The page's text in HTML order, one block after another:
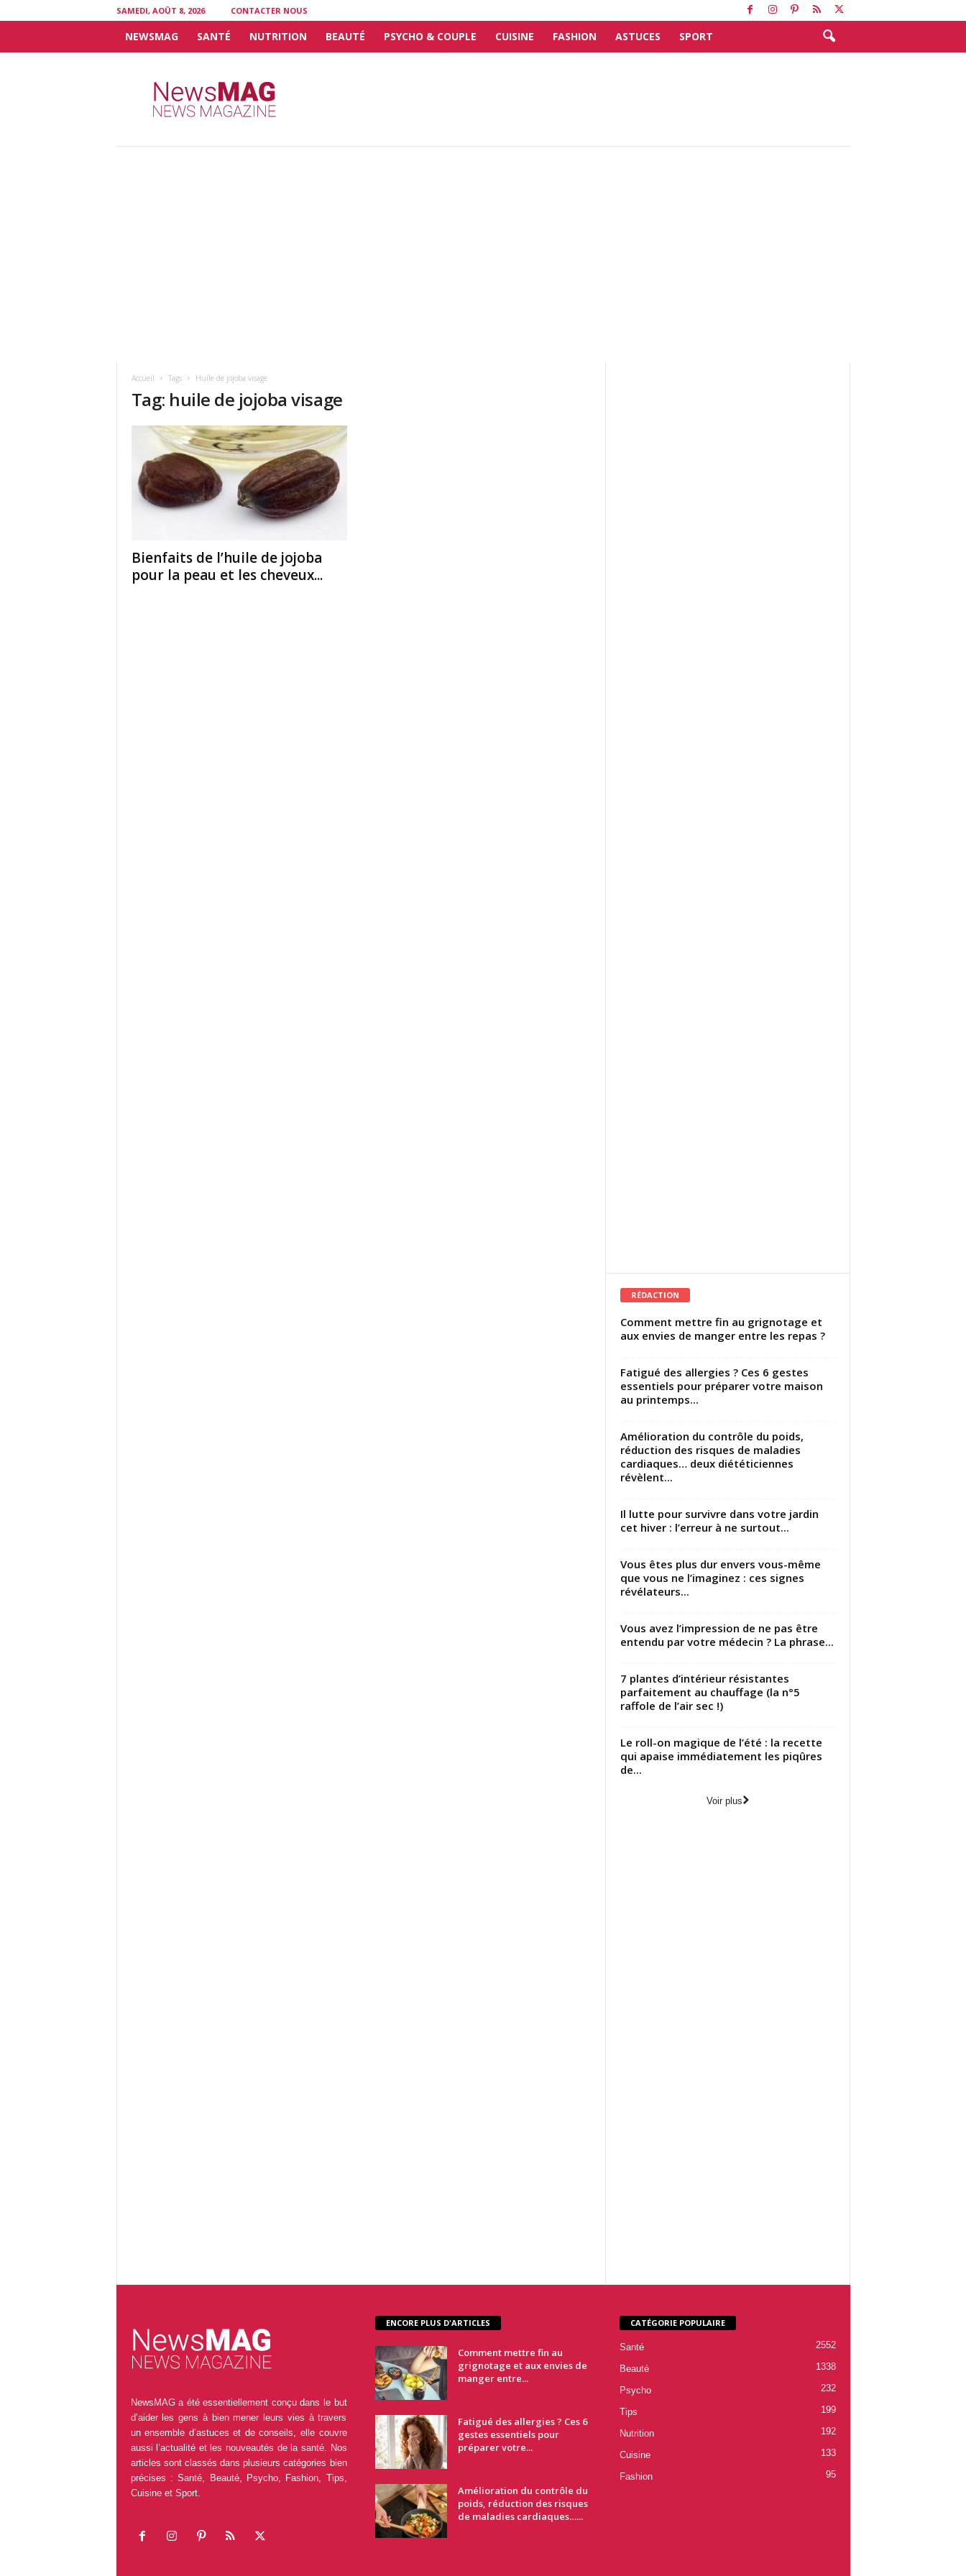
SAMEDI, AOÛT 8, 2026 CONTACTER NOUS
NEWSMAG SANTÉ NUTRITION BEAUTÉ PSYCHO & COUPLE CUISINE FASHION ASTUCES SPORT
Accueil Tags Huile de jojoba visage
Tag: huile de jojoba visage
Bienfaits de l’huile de jojoba
pour la peau et les cheveux...
RÉDACTION
Comment mettre fin au grignotage et
aux envies de manger entre les repas ?
Fatigué des allergies ? Ces 6 gestes
essentiels pour préparer votre maison
au printemps...
Amélioration du contrôle du poids,
réduction des risques de maladies
cardiaques… deux diététiciennes
révèlent...
Il lutte pour survivre dans votre jardin
cet hiver : l’erreur à ne surtout...
Vous êtes plus dur envers vous-même
que vous ne l’imaginez : ces signes
révélateurs...
Vous avez l’impression de ne pas être
entendu par votre médecin ? La phrase...
7 plantes d’intérieur résistantes
parfaitement au chauffage (la n°5
raffole de l’air sec !)
Le roll-on magique de l’été : la recette
qui apaise immédiatement les piqûres
de...
Voir plus
NewsMAG a été essentiellement conçu dans le but
d’aider les gens à bien mener leurs vies à travers
un ensemble d’astuces et de conseils, elle couvre
aussi l’actualité et les nouveautés de la santé. Nos
articles sont classés dans plusieurs catégories bien
précises : Santé, Beauté, Psycho, Fashion, Tips,
Cuisine et Sport.
ENCORE PLUS D'ARTICLES
Comment mettre fin au
grignotage et aux envies de
manger entre...
Fatigué des allergies ? Ces 6
gestes essentiels pour
préparer votre...
Amélioration du contrôle du
poids, réduction des risques
de maladies cardiaques…...
CATÉGORIE POPULAIRE
Santé 2552
Beauté 1338
Psycho 232
Tips 199
Nutrition 192
Cuisine 133
Fashion 95